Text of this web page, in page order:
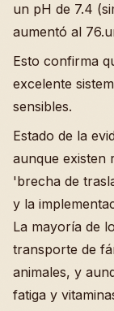
un pH de 7.4
aumentó al
Esto confirma
excelente
sensibles.
Estado de la
aunque existen
'brecha de
y la
La mayoría de
transporte de
animales, y
fatiga y